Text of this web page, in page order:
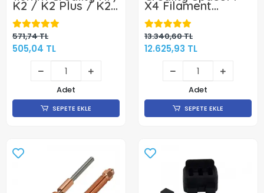
K2 / K2 Plus / K2
Pro Quick Swap
Nozzle - Klon
571,74 TL
505,04 TL
Adet
SEPETE EKLE
X4 Filament
Kurutucu
13.340,60 TL
12.625,93 TL
Adet
SEPETE EKLE